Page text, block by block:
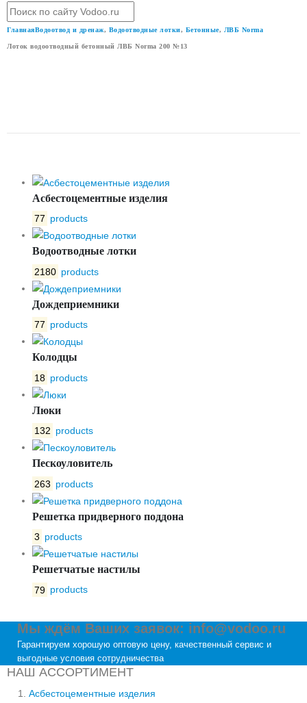
ГлавнаяВодоотвод и дренаж, Водоотводные лотки, Бетонные, ЛВБ Norma
Лоток водоотводный бетонный ЛВБ Norma 200 №13
Асбестоцементные изделия
77 products
Водоотводные лотки
2180 products
Дождеприемники
77 products
Колодцы
18 products
Люки
132 products
Пескоуловитель
263 products
Решетка придверного поддона
3 products
Решетчатые настилы
79 products
Мы ждём Ваших заявок: info@vodoo.ru
Гарантируем хорошую оптовую цену, качественный сервис и
выгодные условия сотрудничества
НАШ АССОРТИМЕНТ
Асбестоцементные изделия